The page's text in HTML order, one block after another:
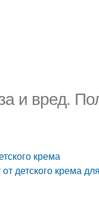
и вред.
крема
детского крема